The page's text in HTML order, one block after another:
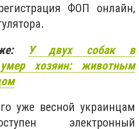
ФОП онлайн,
У двух собак в
умер хозяин: животным
уже весной украинцам
электронный